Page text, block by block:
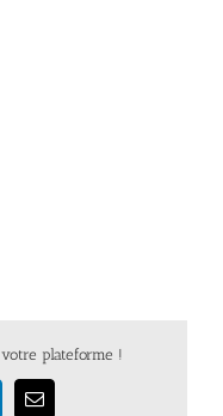
plateforme !
Email